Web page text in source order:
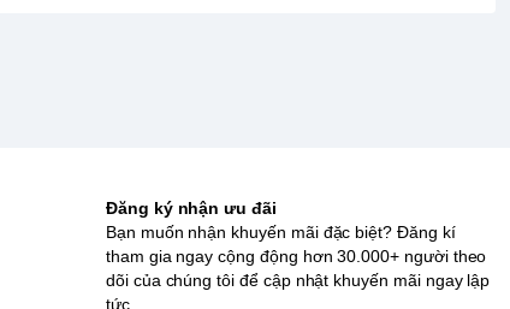
Đăng ký nhận ưu đãi
Bạn muốn nhận khuyến mãi đặc biệt? Đăng kí
tham gia ngay cộng động hơn 30.000+ người theo
dõi của chúng tôi để cập nhật khuyến mãi ngay lập
tức